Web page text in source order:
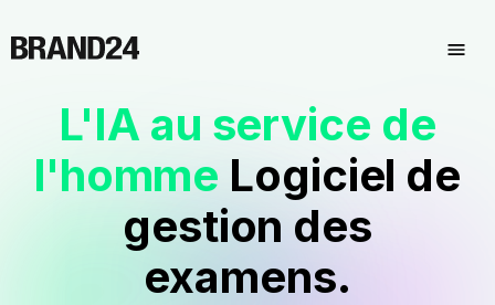
L'IA au service de
l'homme Logiciel de
gestion des
examens.